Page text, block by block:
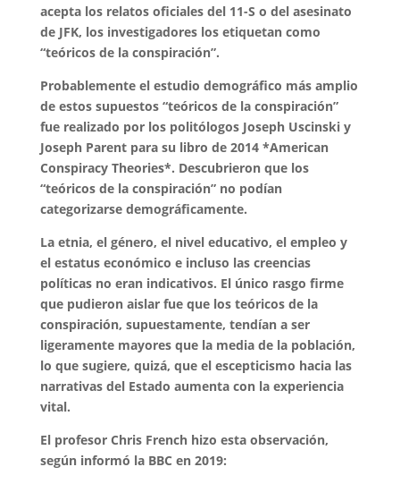
acepta los relatos oficiales del 11-S o del asesinato
de JFK, los investigadores los etiquetan como
“teóricos de la conspiración”.
Probablemente el estudio demográfico más amplio
de estos supuestos “teóricos de la conspiración”
fue realizado por los politólogos Joseph Uscinski y
Joseph Parent para su libro de 2014 *American
Conspiracy Theories*. Descubrieron que los
“teóricos de la conspiración” no podían
categorizarse demográficamente.
La etnia, el género, el nivel educativo, el empleo y
el estatus económico e incluso las creencias
políticas no eran indicativos. El único rasgo firme
que pudieron aislar fue que los teóricos de la
conspiración, supuestamente, tendían a ser
ligeramente mayores que la media de la población,
lo que sugiere, quizá, que el escepticismo hacia las
narrativas del Estado aumenta con la experiencia
vital.
El profesor Chris French hizo esta observación,
según informó la BBC en 2019: